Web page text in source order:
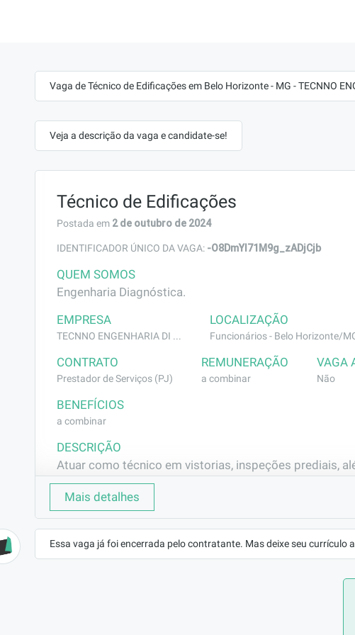
Vaga de Técnico de Edificações em Belo Horizonte - MG - TECNNO
Veja a descrição da vaga e candidate-se!
Técnico de Edificações
Postada em 2 de outubro de 2024
IDENTIFICADOR ÚNICO DA VAGA: -O8DmYI71M9g_zADjCjb
QUEM SOMOS
Engenharia Diagnóstica.
EMPRESA
TECNNO ENGENHARIA DI ...
LOCALIZAÇÃO
Funcionários - Belo Horizonte/
CONTRATO
Prestador de Serviços (PJ)
REMUNERAÇÃO
a combinar
VAGA
Não
BENEFÍCIOS
a combinar
DESCRIÇÃO
Atuar como técnico em vistorias, inspeções prediais,
gerenciar obras.
REQUISITOS
Obter noções básicas sobre manifestações
Mais detalhes
Essa vaga já foi encerrada pelo contratante. Mas deixe seu currículo